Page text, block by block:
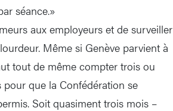
séance.»
aux employeurs et de surveiller
Même si Genève parvient à
tout de même compter trois ou
que la Confédération se
Soit quasiment trois mois –